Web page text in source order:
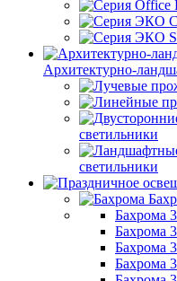
Архитектурно-
светильники
светильники
Бахрома
Бахрома
Бахрома
Бахрома